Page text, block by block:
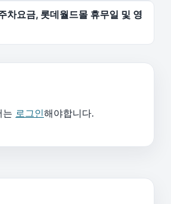
차요금, 롯데월드몰 휴무일 및 영
는 로그인해야합니다.